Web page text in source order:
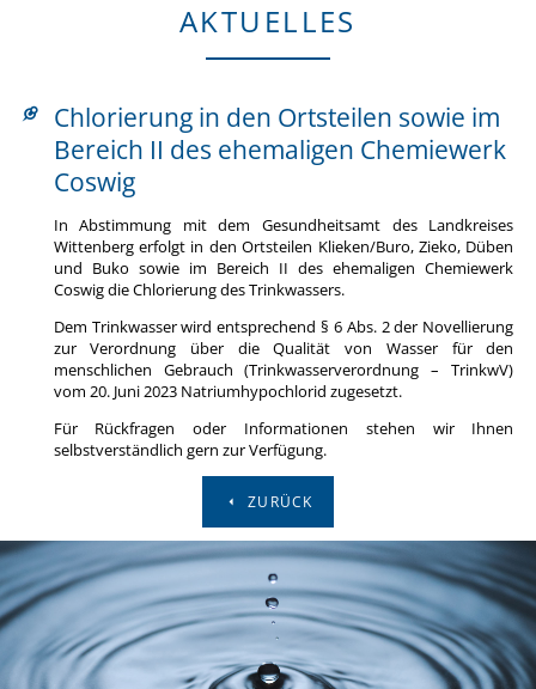
AKTUELLES
Chlorierung in den Ortsteilen sowie im
Bereich II des ehemaligen Chemiewerk
Coswig
In Abstimmung mit dem Gesundheitsamt des Landkreises
Wittenberg erfolgt in den Ortsteilen Klieken/Buro, Zieko, Düben
und Buko sowie im Bereich II des ehemaligenChemiewerk
Coswigdie Chlorierung des Trinkwassers.
Dem Trinkwasser wird entsprechend § 6 Abs. 2 der Novellierung
zur Verordnung über die Qualität von Wasser für den
menschlichen Gebrauch (Trinkwasserverordnung – TrinkwV)
vom 20. Juni 2023 Natriumhypochlorid zugesetzt.
Für Rückfragen oder Informationen stehen wir Ihnen
selbstverständlich gern zur Verfügung.
ZURÜCK